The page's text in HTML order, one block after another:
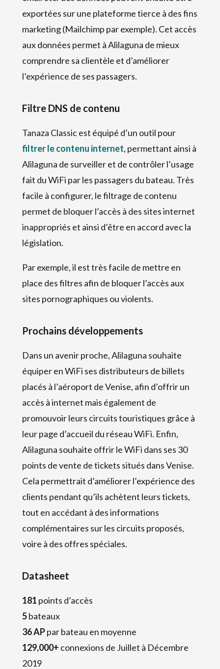
exportées sur une plateforme tierce à des fins
marketing (Mailchimp par exemple). Cet accès
aux données permet à Alilaguna de mieux
comprendre sa clientèle et d’améliorer
l’expérience de ses passagers.
Filtre DNS de contenu
Tanaza Classic est équipé d’un outil pour
filtrer le contenu internet, permettant ainsi à
Alilaguna de surveiller et de contrôler l’usage
fait du WiFi par les passagers du bateau. Très
facile à configurer, le filtrage de contenu
permet de bloquer l’accès à des sites internet
inappropriés et ainsi d’être en accord avec la
législation.
Par exemple, il est très facile de mettre en
place des filtres afin de bloquer l’accès aux
sites pornographiques ou violents.
Prochains développements
Dans un avenir proche, Alilaguna souhaite
équiper en WiFi ses distributeurs de billets
placés à l’aéroport de Venise, afin d’offrir un
accès à internet mais également de
promouvoir leurs circuits touristiques grâce à
leur page d’accueil du réseau WiFi. Enfin,
Alilaguna souhaite offrir le WiFi dans ses 30
points de vente de tickets situés dans Venise.
Cela permettrait d’améliorer l’expérience des
clients pendant qu’ils achètent leurs tickets,
tout en accédant à des informations
complémentaires sur les circuits proposés,
voire à des offres spéciales.
Datasheet
181 points d’accès
5bateaux
36 APpar bateau en moyenne
129,000+ connexions de Juillet à Décembre
2019